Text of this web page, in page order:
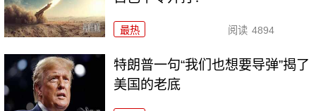
最热 阅读 4894
特朗普一句“我们也想要导弹”揭了
美国的老底